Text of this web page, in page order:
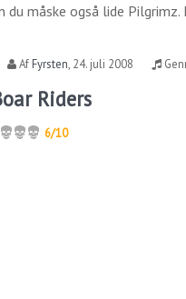
du måske også lide Pilgrimz.
AfFyrsten, 24. juli 2008
Riders
6/10